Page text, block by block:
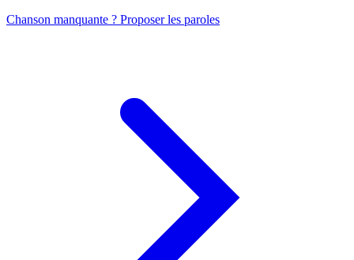
Chanson manquante ? Proposer les paroles